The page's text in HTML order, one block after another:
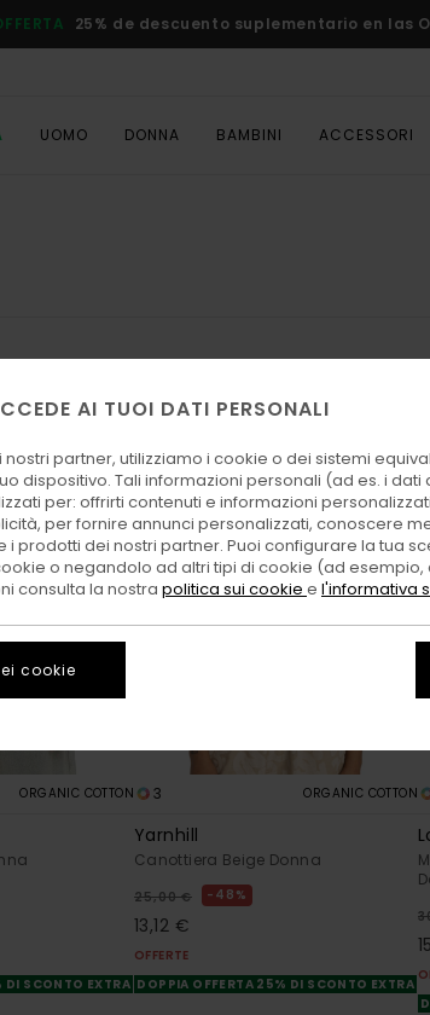
25% de descuento suplementario en las
UOMO DONNA BAMBINI ACCESSORI
ORGANIC COTTON
DI SCONTO EXTRA
3 ORGANIC COTTON
Yarnhill
Canottiera Beige Donna
25,00 € 48%
13,12 €
OFFERTE
DOPPIA OFFERTA 25% DI SCONTO EXTRA
AI TUOI DATI PERSONALI
partner, utilizziamo i cookie o dei sistemi
dispositivo. Tali informazioni personali (ad es. i dati
per: offrirti contenuti e informazioni
per fornire annunci personalizzati, conoscere
i prodotti dei nostri partner. Puoi configurare la tua
o negandolo ad altri tipi di cookie (ad
consulta la nostra politica sui cookie e l'informativa
cookie